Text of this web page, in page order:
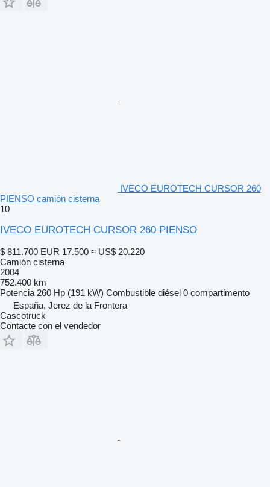
IVECO EUROTECH CURSOR 260
PIENSO camión cisterna
10
IVECO EUROTECH CURSOR 260 PIENSO
$ 811.700 EUR 17.500 ≈ US$ 20.220
Camión cisterna
2004
752.400 km
Potencia 260 Hp (191 kW) Combustible diésel 0 compartimento
España, Jerez de la Frontera
Cascotruck
Contacte con el vendedor